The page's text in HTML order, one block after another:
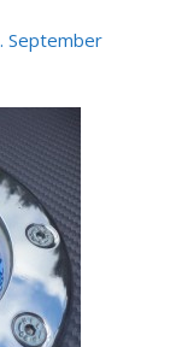
September